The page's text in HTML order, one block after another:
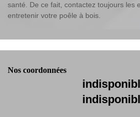
santé. De ce fait, contactez toujours les
entretenir votre poêle à bois.
Nos coordonnées